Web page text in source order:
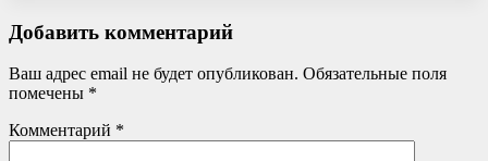
Добавить комментарий
Ваш адрес email не будет опубликован. Обязательные поля
помечены *
Комментарий *